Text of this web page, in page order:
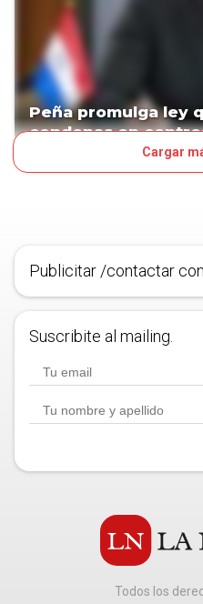
Peña promulga ley
condenas en
Cargar
Publicitar /contactar
Suscribite al mailing.
Todos los